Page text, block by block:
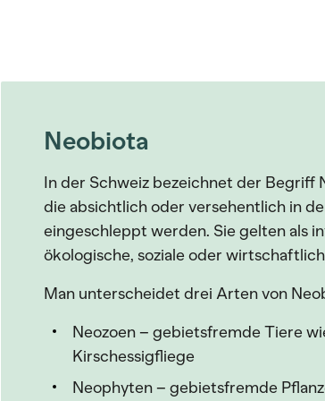
Neobiota
In der Schweiz bezeichnet der Begriff
die absichtlich oder versehentlich in
eingeschleppt werden. Sie gelten als
ökologische, soziale oder
Man unterscheidet drei Arten von
Neozoen – gebietsfremde Tiere
Kirschessigfliege
Neophyten – gebietsfremde